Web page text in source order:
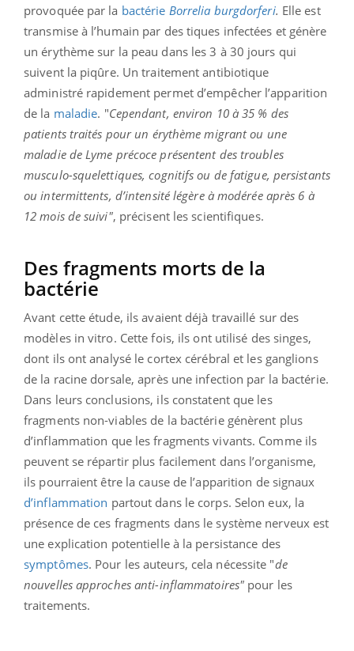
provoquée par la bactérie Borrelia burgdorferi. Elle est
transmise à l’humain par des tiques infectées et génère
un érythème sur la peau dans les 3 à 30 jours qui
suivent la piqûre. Un traitement antibiotique
administré rapidement permet d’empêcher l’apparition
de la maladie. "Cependant, environ 10 à 35 % des
patients traités pour un érythème migrant ou une
maladie de Lyme précoce présentent des troubles
musculo-squelettiques, cognitifs ou de fatigue, persistants
ou intermittents, d’intensité légère à modérée après 6 à
12 mois de suivi", précisent les scientifiques.
Des fragments morts de la
bactérie
Avant cette étude, ils avaient déjà travaillé sur des
modèles in vitro. Cette fois, ils ont utilisé des singes,
dont ils ont analysé le cortex cérébral et les ganglions
de la racine dorsale, après une infection par la bactérie.
Dans leurs conclusions, ils constatent que les
fragments non-viables de la bactérie génèrent plus
d’inflammation que les fragments vivants. Comme ils
peuvent se répartir plus facilement dans l’organisme,
ils pourraient être la cause de l’apparition de signaux
d’inflammation partout dans le corps. Selon eux, la
présence de ces fragments dans le système nerveux est
une explication potentielle à la persistance des
symptômes. Pour les auteurs, cela nécessite "de
nouvelles approches anti-inflammatoires" pour les
traitements.